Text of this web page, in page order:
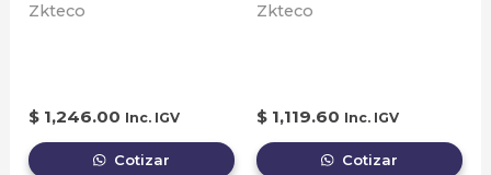
Zkteco
$ 1,246.00 Inc. IGV
Cotizar
Zkteco
$ 1,119.60 Inc. IGV
Cotizar